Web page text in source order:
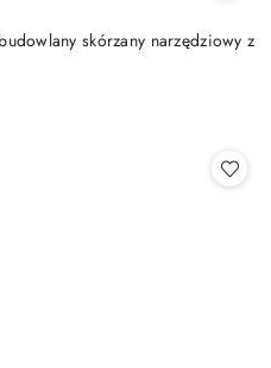
skórzany narzędziowy z